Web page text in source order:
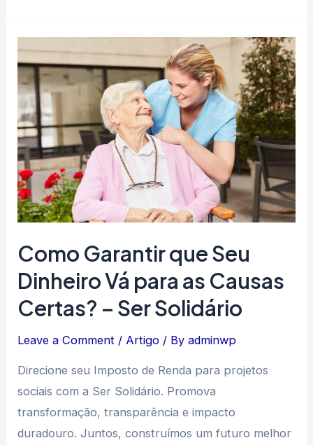
Como Garantir que Seu
Dinheiro Vá para as Causas
Certas? – Ser Solidário
Leave a Comment / Artigo / Byadminwp
Direcione seu Imposto de Renda para projetos
sociais com a Ser Solidário. Promova
transformação, transparência e impacto
duradouro. Juntos, construímos um futuro melhor